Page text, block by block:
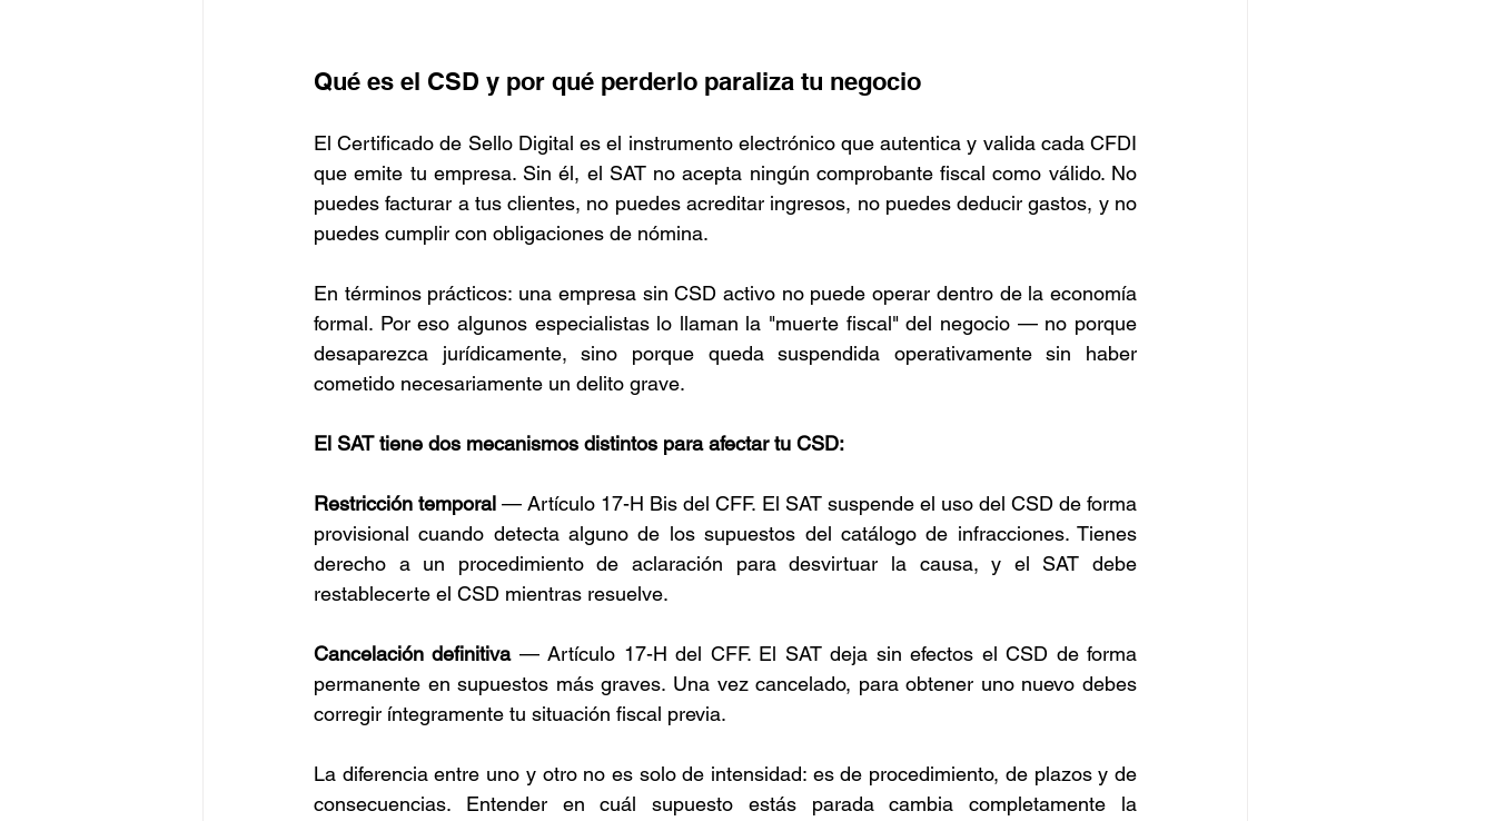
Qué es el CSD y por qué perderlo paraliza tu negocio
El Certificado de Sello Digital es el instrumento electrónico que autentica y valida cada CFDI
que emite tu empresa. Sin él, el SAT no acepta ningún comprobante fiscal como válido. No
puedes facturar a tus clientes, no puedes acreditar ingresos, no puedes deducir gastos, y no
puedes cumplir con obligaciones de nómina.
En términos prácticos: una empresa sin CSD activo no puede operar dentro de la economía
formal. Por eso algunos especialistas lo llaman la "muerte fiscal" del negocio — no porque
desaparezca jurídicamente, sino porque queda suspendida operativamente sin haber
cometido necesariamente un delito grave.
El SAT tiene dos mecanismos distintos para afectar tu CSD:
Restricción temporal — Artículo 17-H Bis del CFF. El SAT suspende el uso del CSD de forma
provisional cuando detecta alguno de los supuestos del catálogo de infracciones. Tienes
derecho a un procedimiento de aclaración para desvirtuar la causa, y el SAT debe
restablecerte el CSD mientras resuelve.
Cancelación definitiva — Artículo 17-H del CFF. El SAT deja sin efectos el CSD de forma
permanente en supuestos más graves. Una vez cancelado, para obtener uno nuevo debes
corregir íntegramente tu situación fiscal previa.
La diferencia entre uno y otro no es solo de intensidad: es de procedimiento, de plazos y de
consecuencias. Entender en cuál supuesto estás parada cambia completamente la